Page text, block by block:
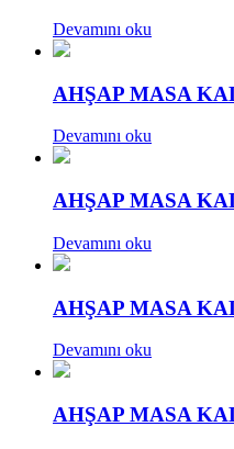
Devamını oku
AHŞAP MASA
Devamını oku
AHŞAP MASA
Devamını oku
AHŞAP MASA
Devamını oku
AHŞAP MASA